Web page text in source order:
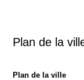
Plan de la
Plan de la ville